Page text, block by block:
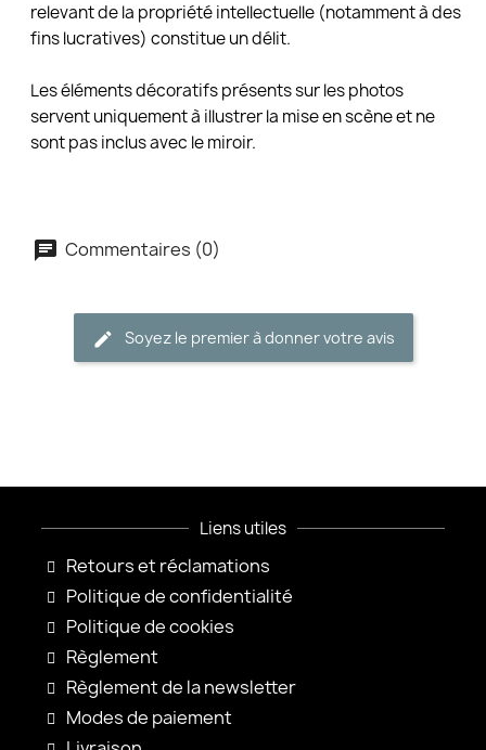
relevant de la propriété intellectuelle (notamment à des
fins lucratives) constitue un délit.
Les éléments décoratifs présents sur les photos
servent uniquement à illustrer la mise en scène et ne
sont pas inclus avec le miroir.
Commentaires (0)
Soyez le premier à donner votre avis
Liens utiles
Retours et réclamations
Politique de confidentialité
Politique de cookies
Règlement
Règlement de la newsletter
Modes de paiement